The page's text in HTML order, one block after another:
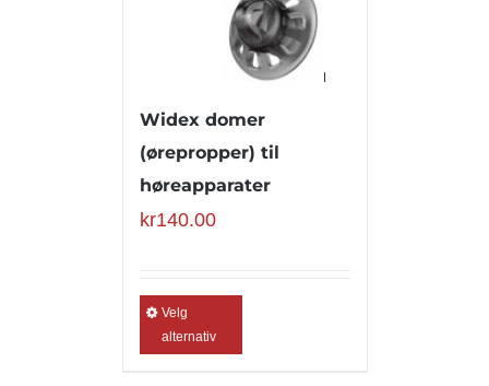
Widex domer
(ørepropper) til
høreapparater
kr140.00
Velg
alternativ